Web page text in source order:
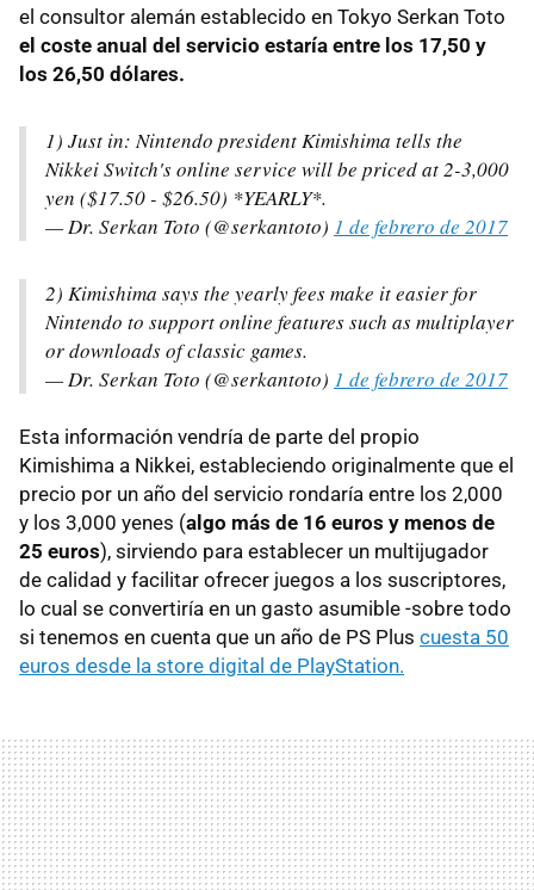
el consultor alemán establecido en Tokyo Serkan Toto
el coste anual del servicio estaría entre los 17,50 y
los 26,50 dólares.
1) Just in: Nintendo president Kimishima tells the
Nikkei Switch's online service will be priced at 2-3,000
yen ($17.50 - $26.50) *YEARLY*.
— Dr. Serkan Toto (@serkantoto) 1 de febrero de 2017
2) Kimishima says the yearly fees make it easier for
Nintendo to support online features such as multiplayer
or downloads of classic games.
— Dr. Serkan Toto (@serkantoto) 1 de febrero de 2017
Esta información vendría de parte del propio
Kimishima a Nikkei, estableciendo originalmente que el
precio por un año del servicio rondaría entre los 2,000
y los 3,000 yenes (algo más de 16 euros y menos de
25 euros), sirviendo para establecer un multijugador
de calidad y facilitar ofrecer juegos a los suscriptores,
lo cual se convertiría en un gasto asumible -sobre todo
si tenemos en cuenta que un año de PS Plus cuesta 50
euros desde la store digital de PlayStation.